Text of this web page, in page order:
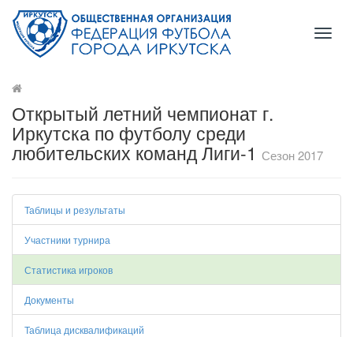
Открытый летний чемпионат г.
Иркутска по футболу среди
любительских команд Лиги-1 Сезон 2017
Таблицы и результаты
Участники турнира
Статистика игроков
Документы
Таблица дисквалификаций